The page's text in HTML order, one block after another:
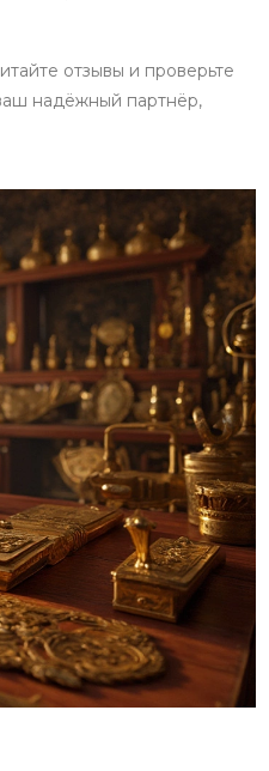
отзывы и проверьте
надёжный партнёр,